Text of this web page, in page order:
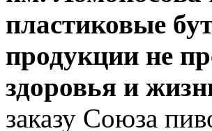
пластиковые
продукции не
здоровья и
заказу Союза